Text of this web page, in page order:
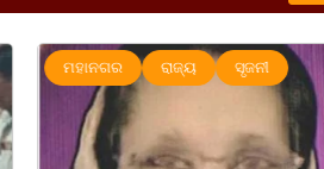
ମହାନଗର ରାଜ୍ୟ ସୃଜନୀ